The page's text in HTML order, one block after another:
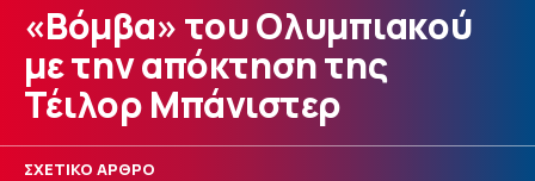
«Βόμβα» του Ολυμπιακού
με την απόκτηση της
Τέιλορ Μπάνιστερ
ΣΧΕΤΙΚΟ ΑΡΘΡΟ